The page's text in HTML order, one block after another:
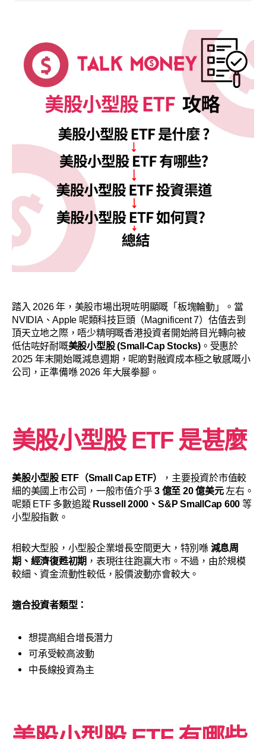
踏入 2026 年，美股市場出現咗明顯嘅「板塊輪動」。當
NVIDIA、Apple 呢類科技巨頭（Magnificent 7）估值去到
頂天立地之際，唔少精明嘅香港投資者開始將目光轉向被
低估咗好耐嘅美股小型股 (Small-Cap Stocks)。受惠於
2025 年末開始嘅減息週期，呢啲對融資成本極之敏感嘅小
公司，正準備喺 2026 年大展拳腳。
美股小型股 ETF 是甚麼
美股小型股 ETF（Small Cap ETF）
，主要投資於市值較
細的美國上市公司，一般市值介乎3 億至 20 億美元左右。
呢類 ETF 多數追蹤 Russell 2000、S&P SmallCap 600 等
小型股指數。
相較大型股，小型股企業增長空間更大，特別喺 減息周
期、經濟復甦初期 ，表現往往跑贏大市。不過，由於規模
較細、資金流動性較低，股價波動亦會較大。
適合投資者類型：
想提高組合增長潛力
可承受較高波動
中長線投資為主